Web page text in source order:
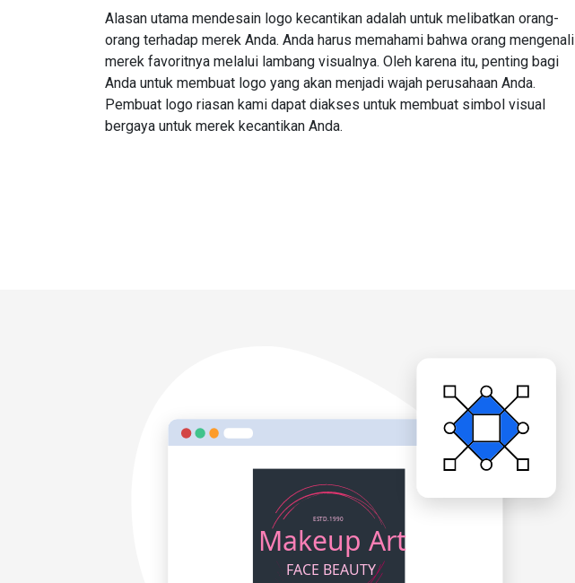
Alasan utama mendesain logo kecantikan adalah untuk melibatkan orang-
orang terhadap merek Anda. Anda harus memahami bahwa orang mengenali
merek favoritnya melalui lambang visualnya. Oleh karena itu, penting bagi
Anda untuk membuat logo yang akan menjadi wajah perusahaan Anda.
Pembuat logo riasan kami dapat diakses untuk membuat simbol visual
bergaya untuk merek kecantikan Anda.